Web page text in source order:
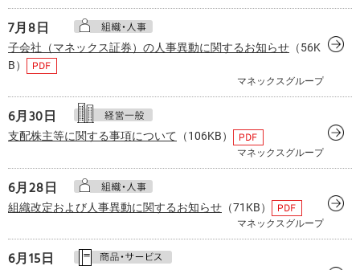
7月8日
子会社（マネックス証券）の人事異動に関するお知らせ （56K
B）
マネックスグループ
6月30日
支配株主等に関する事項について （106KB）
マネックスグループ
6月28日
組織改定および人事異動に関するお知らせ （71KB）
マネックスグループ
6月15日